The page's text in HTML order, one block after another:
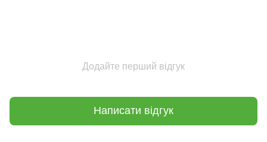
Додайте перший відгук
Написати відгук